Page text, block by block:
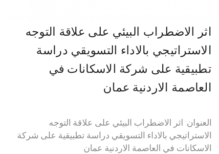
اثر الاضطراب البيئي على علاقة التوجه
الاستراتيجي بالاداء التسويقي دراسة
تطبيقية على شركة الاسكانات في
العاصمة الاردنية عمان
العنوان: اثر الاضطراب البيئي على علاقة التوجه
الاستراتيجي بالاداء التسويقي دراسة تطبيقية على شركة
الاسكانات في العاصمة الاردنية عمان